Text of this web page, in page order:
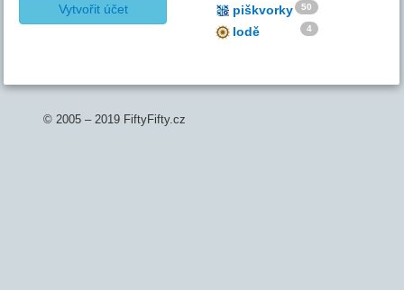
Vytvořit účet
piškvorky
50
lodě 4
© 2005 – 2019 FiftyFifty.cz